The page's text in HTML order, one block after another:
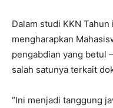
Dalam studi KKN Tahun
mengharapkan
pengabdian yang betul
salah satunya terkait
“Ini menjadi tanggung